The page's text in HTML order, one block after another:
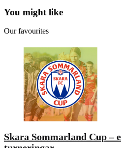
You might like
Our favourites
Skara Sommarland Cup –